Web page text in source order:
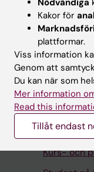
Student
Ladok
Canvas
Schema
Kurs- och
Nödvändiga
Kakor för
plattformar.
Viss information
Genom att
Du kan när som
Mer information
Read this
Tillåt endast